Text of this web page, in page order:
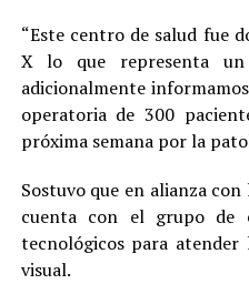
“Este centro de salud fue
X lo que representa
adicionalmente
operatoria de 300
próxima semana por la
Sostuvo que en alianza
cuenta con el grupo de
tecnológicos para
visual.